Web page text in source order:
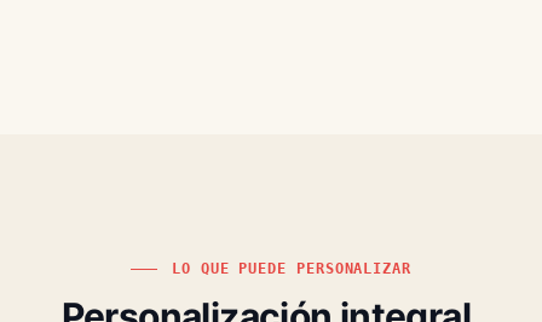
LO QUE PUEDE PERSONALIZAR